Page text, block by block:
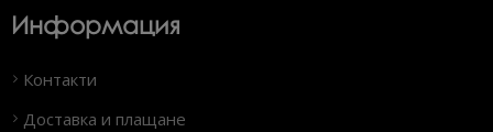
Информация
Контакти
Доставка и плащане